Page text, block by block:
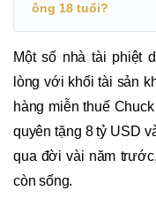
ông 18 tuổi?
Một số nhà tài phiệt
lòng với khối tài sản
hàng miễn thuế
quyên tặng 8 tỷ USD
qua đời vài năm
còn sống.